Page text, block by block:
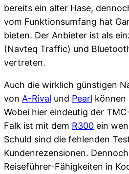
bereits ein alter Hase,
vom Funktionsumfang hat
bieten. Der Anbieter ist als
(Navteq Traffic) und
vertreten.
Auch die wirklich günstigen
von A-Rival und Pearl können
Wobei hier eindeutig der
Falk ist mit dem R300 ein
Schuld sind die fehlenden
Kundenrezensionen.
Reiseführer-Fähigkeiten in